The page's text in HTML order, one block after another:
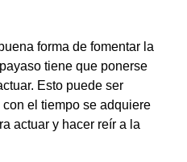
forma de fomentar la
tiene que ponerse
Esto puede ser
el tiempo se adquiere
actuar y hacer reír a la